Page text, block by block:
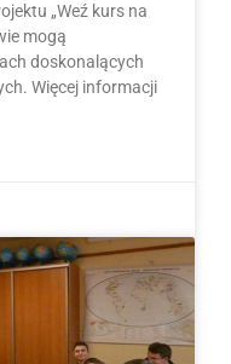
„Weź kurs na
mogą
doskonalących
Więcej informacji